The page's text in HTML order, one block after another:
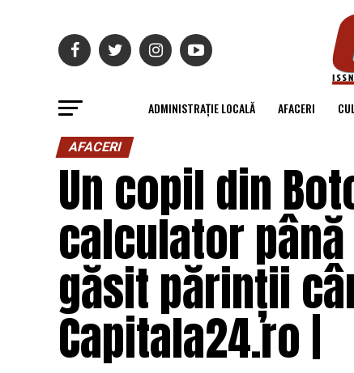
ADMINISTRAȚIE LOCALĂ AFACERI
AFACERI
Un copil din
calculator
găsit părinții
Capitala24.ro |